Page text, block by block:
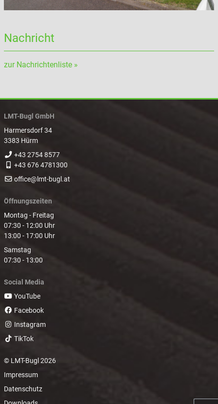
Nachricht
zur Nachrichtenliste »
LMT-Bugl GmbH
Harmersdorf 34
3383 Hürm
+43 2754 8577
+43 676 4781300
office@lmt-bugl.at
Öffnungszeiten
Montag - Freitag
07:30 - 12:00 Uhr
13:00 - 17:00 Uhr
Samstag
07:30 - 13:00
Social Media
YouTube
Facebook
Instagram
TikTok
© LMT-Bugl 2026
Impressum
Datenschutz